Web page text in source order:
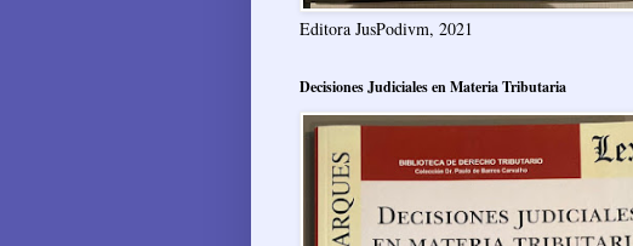
Editora JusPodivm, 2021
Decisiones Judiciales en Materia Tributaria